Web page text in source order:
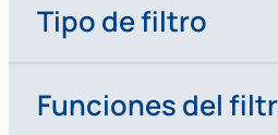
Tipo de filtro
Funciones del